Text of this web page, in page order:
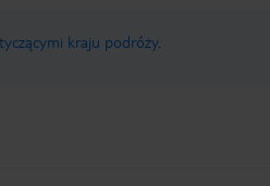
kraju podróży.